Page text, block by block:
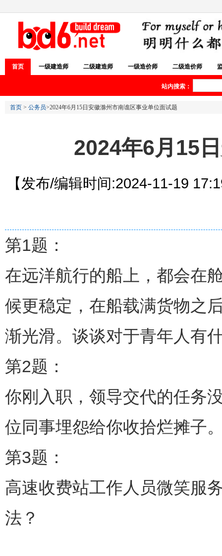
首页 一级建造师 二级建造师 一级造价师 二级造价师
站内搜索：
首页 > 公务员>2024年6月15日安徽滁州市南谯区事业单位面试题
2024年6月15
【发布/编辑时间:2024-11-19
第1题：
在远洋航行的船上，都会在
候更稳定，在船载满货物之
渐光滑。谈谈对于青年人有
第2题：
你刚入职，领导交代的任务
位同事埋怨给你收拾烂摊子
第3题：
高速收费站工作人员微笑服
法？